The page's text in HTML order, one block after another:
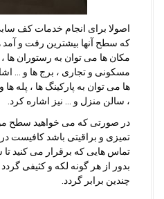
اصولا برای انجام خدمات کف
که سطح آنها بیشترین رفت و آمد
مکان ها می توان به رستوران ها ،
مسکونی و تجاری ، برج ها و …
ها می توان به پارکینگ ها ، پله ها
، سالن منزل و … نیز اشاره کرد.
در صورتی که می خواهید سطح
تمیزی و براقیتی باشد کافیست
تماس هایی که برقرار می کنید
بدور از هر گونه لکه و کثیفی
چندین برابر گردد.